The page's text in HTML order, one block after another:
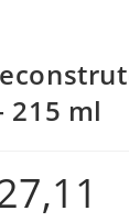
215 ml